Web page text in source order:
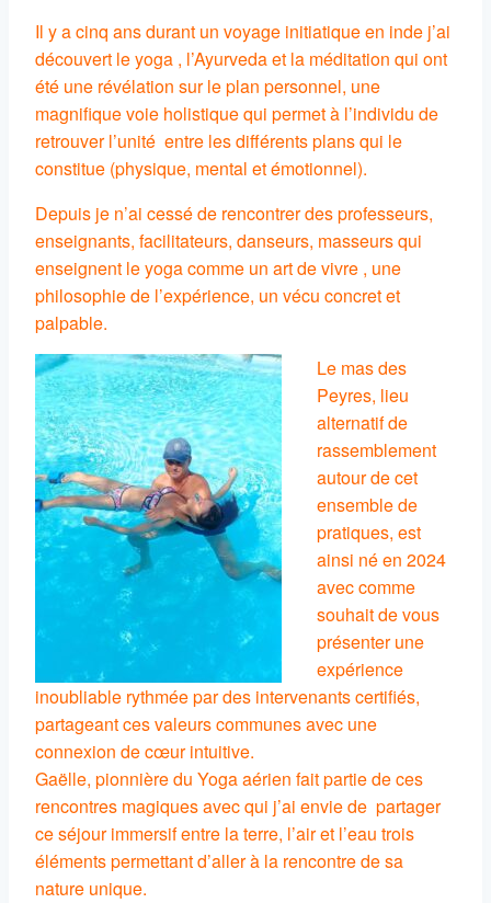
Il y a cinq ans durant un voyage initiatique en inde j’ai
découvert le yoga , l’Ayurveda et la méditation qui ont
été une révélation sur le plan personnel, une
magnifique voie holistique qui permet à l’individu de
retrouver l’unité entre les différents plans qui le
constitue (physique, mental et émotionnel).
Depuis je n’ai cessé de rencontrer des professeurs,
enseignants, facilitateurs, danseurs, masseurs qui
enseignent le yoga comme un art de vivre , une
philosophie de l’expérience, un vécu concret et
palpable.
Le mas des
Peyres, lieu
alternatif de
rassemblement
autour de cet
ensemble de
pratiques, est
ainsi né en 2024
avec comme
souhait de vous
présenter une
expérience
inoubliable rythmée par des intervenants certifiés,
partageant ces valeurs communes avec une
connexion de cœur intuitive.
Gaëlle, pionnière du Yoga aérien fait partie de ces
rencontres magiques avec qui j’ai envie de partager
ce séjour immersif entre la terre, l’air et l’eau trois
éléments permettant d’aller à la rencontre de sa
nature unique.